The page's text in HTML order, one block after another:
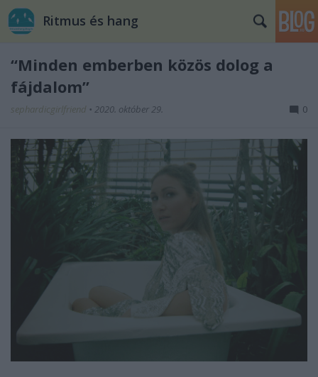
Ritmus és hang
“Minden emberben közös dolog a
fájdalom”
sephardicgirlfriend • 2020. október 29. 0